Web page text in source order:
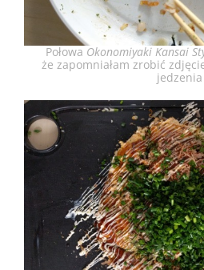
Połowa Okonomiyaki Kansai
że zapomniałam zrobić
jedzenia